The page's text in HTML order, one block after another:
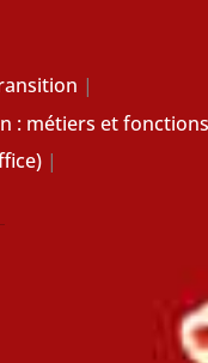
: métiers et fonctions